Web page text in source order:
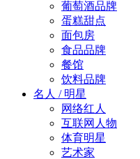
葡萄酒品牌
蛋糕甜点
面包房
食品品牌
餐馆
饮料品牌
名人 / 明星
网络红人
互联网人物
体育明星
艺术家